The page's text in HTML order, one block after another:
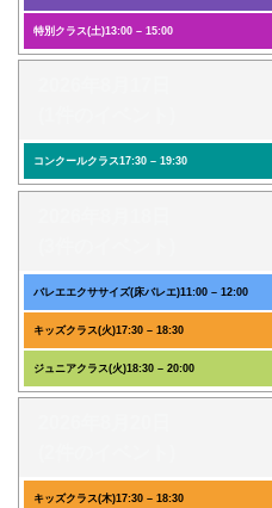
特別クラス(土)13:00 – 15:00
コンクールクラス17:30 – 19:30
バレエエクササイズ(床バレエ)11:00 – 12:00
キッズクラス(火)17:30 – 18:30
ジュニアクラス(火)18:30 – 20:00
キッズクラス(木)17:30 – 18:30